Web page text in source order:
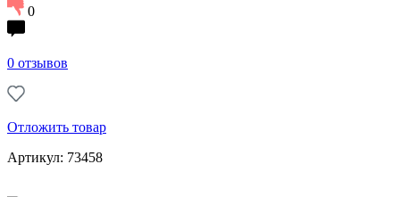
0
0 отзывов
Отложить товар
Артикул: 73458